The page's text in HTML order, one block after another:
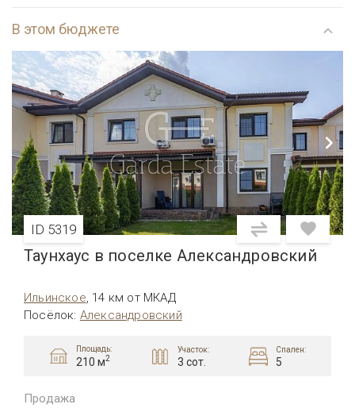
В этом бюджете
ID 5319
Таунхаус в поселке Александровский
Ильинское, 14 км от МКАД
Посёлок: Александровский
Площадь:
210 м2
Участок:
3 сот.
Спален:
5
Продажа